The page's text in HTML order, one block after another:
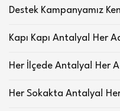
Destek Kampanyamız
Kapı Kapı Antalya! Her
Her İlçede Antalya! Her
Her Sokakta Antalya!